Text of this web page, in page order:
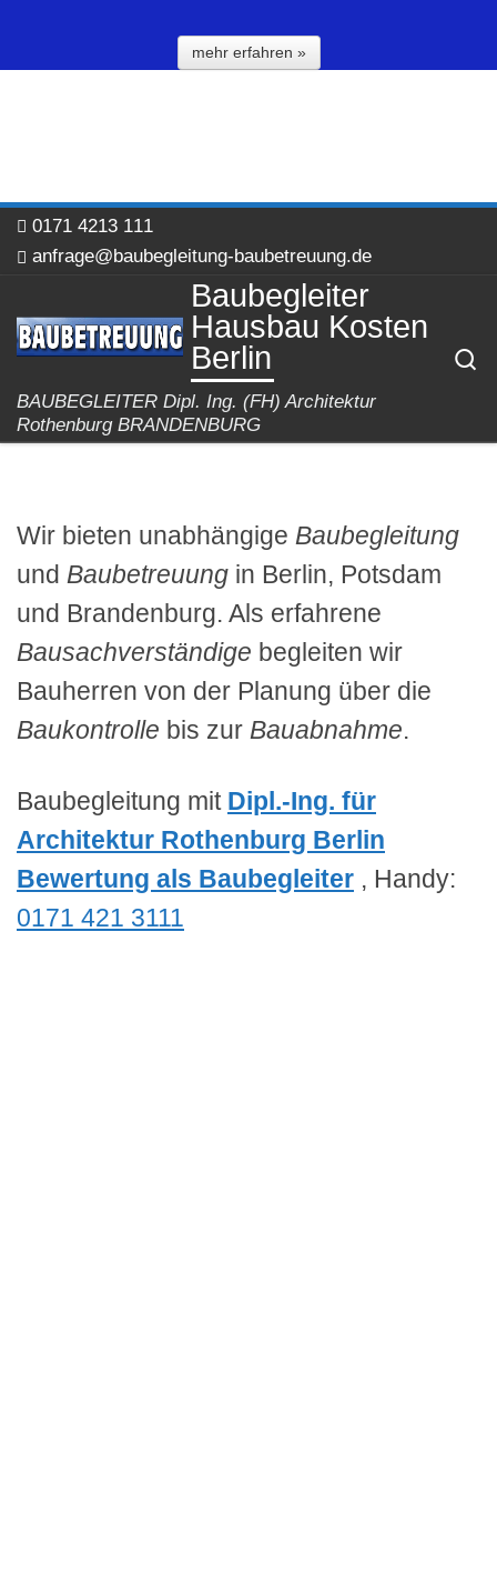
mehr erfahren »
0171 4213 111
anfrage@baubegleitung-baubetreuung.de
Baubegleiter
Hausbau Kosten
Berlin
BAUBEGLEITER Dipl. Ing. (FH) Architektur
Rothenburg BRANDENBURG
Wir bieten unabhängige Baubegleitung
und Baubetreuung in Berlin, Potsdam
und Brandenburg. Als erfahrene
Bausachverständige begleiten wir
Bauherren von der Planung über die
Baukontrolle bis zur Bauabnahme.
Baubegleitung mit Dipl.-Ing. für
Architektur Rothenburg Berlin
Bewertung als Baubegleiter , Handy:
0171 421 3111